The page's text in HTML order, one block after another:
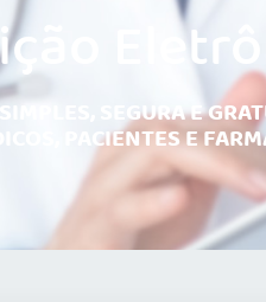
SEGURA E
PACIENTES E